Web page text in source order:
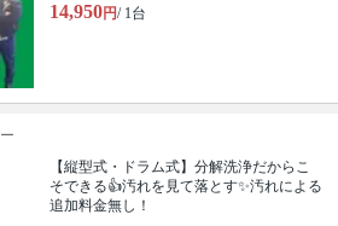
14,950円/ 1台
【縦型式・ドラム式】分解洗浄だからこ
そできる👍汚れを見て落とす✨汚れによる
追加料金無し！